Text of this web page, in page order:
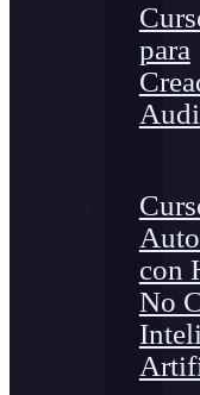
para
con
No